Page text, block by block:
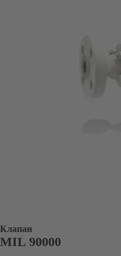
Клапан
MIL 90000